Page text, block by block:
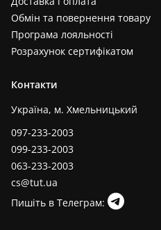
Обмін та повернення товару
Програма лояльності
Розрахунок сертифікатом
Контакти
Україна, м. Хмельницький
097-233-2003
099-233-2003
063-233-2003
cs@tut.ua
Пишіть в Телеграм: